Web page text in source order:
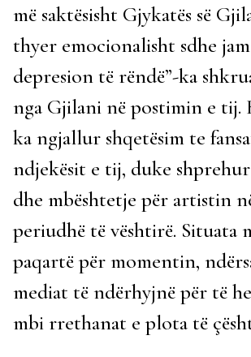
më saktësisht Gjykatës së
thyer emocionalisht sdhe
depresion të rëndë”-ka
nga Gjilani në postimin e
ka ngjallur shqetësim te
ndjekësit e tij, duke
dhe mbështetje për artistin
periudhë të vështirë. Situata
paqartë për momentin,
mediat të ndërhyjnë për të
mbi rrethanat e plota të